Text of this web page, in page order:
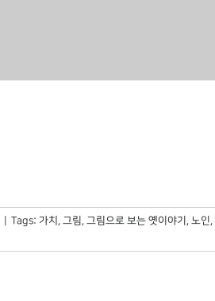
Tags: 가치 , 그림, 그림으로 보는 옛이야기 , 노인,